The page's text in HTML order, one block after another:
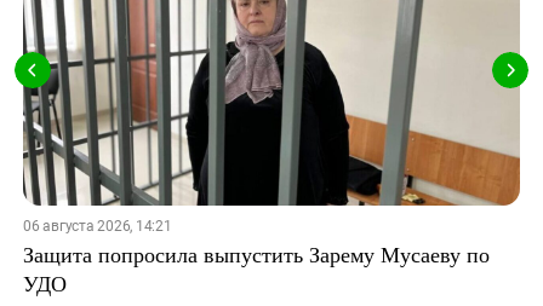
06 августа 2026, 14:21
Защита попросила выпустить Зарему Мусаеву по
УДО